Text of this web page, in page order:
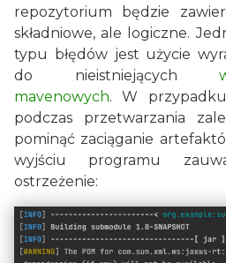
repozytorium będzie
składniowe, ale logiczne.
typu błędów jest użycie
do nieistniejących
mavenowych. W
podczas przetwarzania
pominąć zaciąganie
wyjściu programu
ostrzeżenie: